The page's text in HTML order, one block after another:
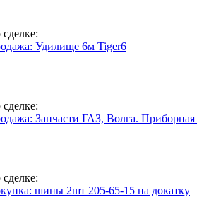
Удилище 6м Tiger6
Запчасти ГАЗ, Волга.
шины 2шт 205-65-15 на докатку